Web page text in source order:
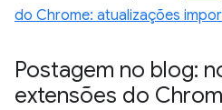
do Chrome: atualizações
Postagem no blog:
extensões do